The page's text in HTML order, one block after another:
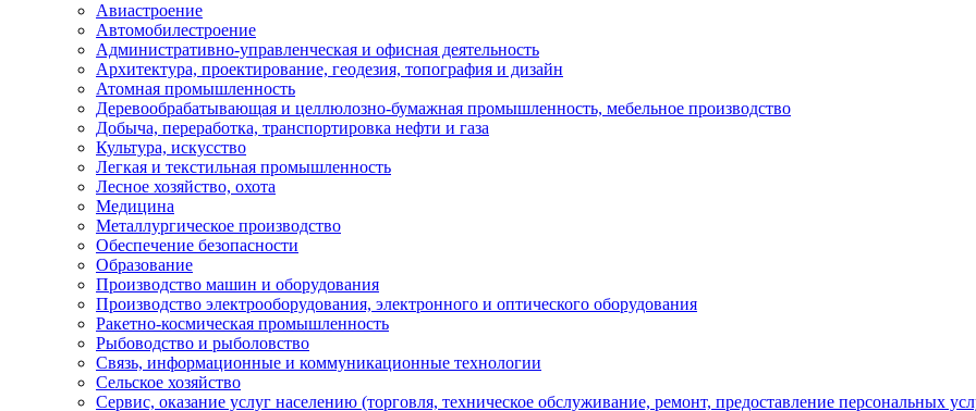
Авиастроение
Автомобилестроение
Административно-управленческая и офисная деятельность
Архитектура, проектирование, геодезия, топография и дизайн
Атомная промышленность
Деревообрабатывающая и целлюлозно-бумажная промышленность, мебельное производство
Добыча, переработка, транспортировка нефти и газа
Культура, искусство
Легкая и текстильная промышленность
Лесное хозяйство, охота
Медицина
Металлургическое производство
Обеспечение безопасности
Образование
Производство машин и оборудования
Производство электрооборудования, электронного и оптического оборудования
Ракетно-космическая промышленность
Рыбоводство и рыболовство
Связь, информационные и коммуникационные технологии
Сельское хозяйство
Сервис, оказание услуг населению (торговля, техническое обслуживание, ремонт, предоставление персональных